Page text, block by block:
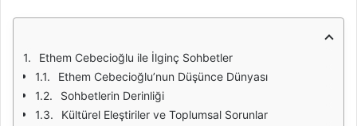
Ethem Cebecioğlu ile İlginç Sohbetler
Ethem Cebecioğlu’nun Düşünce Dünyası
Sohbetlerin Derinliği
Kültürel Eleştiriler ve Toplumsal Sorunlar